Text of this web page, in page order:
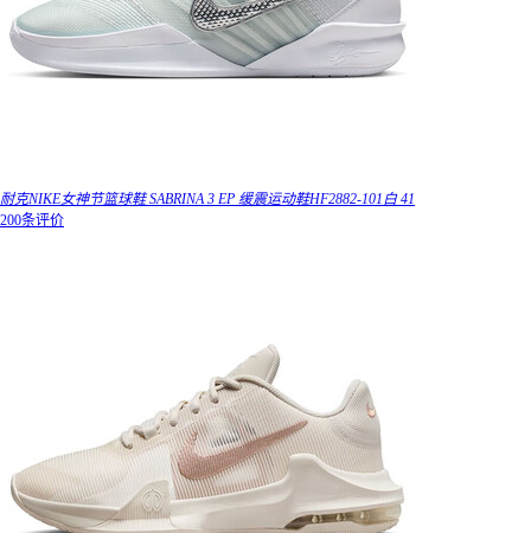
耐克NIKE女神节篮球鞋 SABRINA 3 EP 缓震运动鞋HF2882-101白 41
200条评价